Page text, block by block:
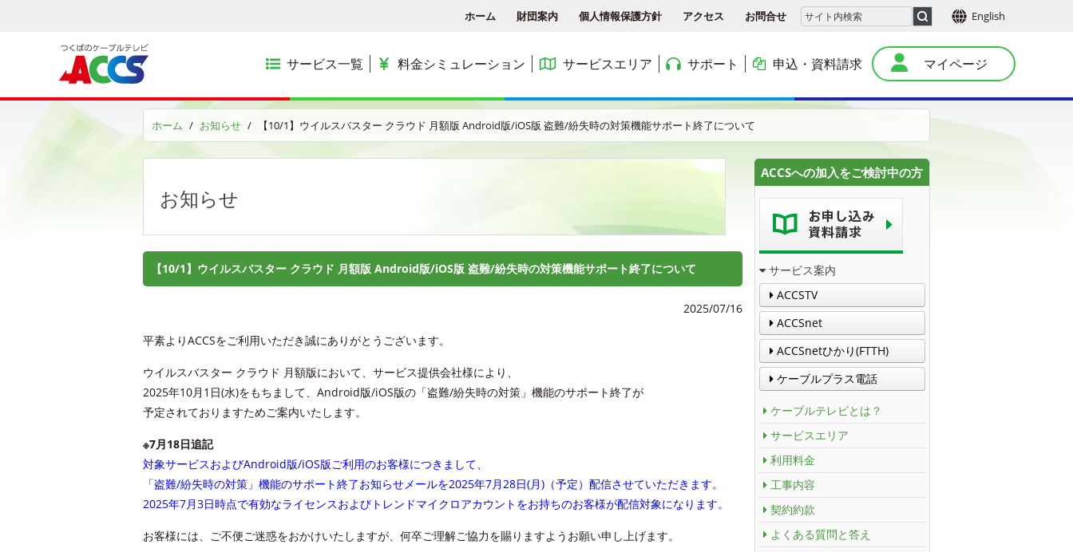
ホーム 財団案内 個人情報保護方針 アクセス お問合せ English
サービス一覧
ACCSTV
コミュニティチャンネル
ACCS光 with NTT東日本
料金シミュレーション
料金シミュレーション
サービスエリア
サービスエリア
公団・県営住宅
サポート
各種手続き
申込・資料請求 マイページ
ホーム お知らせ 【10/1】ウイルスバスター クラウド 月額版 Android版/iOS版 盗難/紛失時の対策機能サポート終了について
お知らせ
【10/1】ウイルスバスター クラウド 月額版 Android版/iOS版 盗難/紛失時の対策機能サポート終了について
2025/07/16
平素よりACCSをご利用いただき誠にありがとうございます。
ウイルスバスター クラウド 月額版において、サービス提供会社様により、
2025年10月1日(水)をもちまして、Android版/iOS版の「盗難/紛失時の対策」機能のサポート終了が
予定されておりますためご案内いたします。
※7月18日追記
対象サービスおよびAndroid版/iOS版ご利用のお客様につきまして、
「盗難/紛失時の対策」機能のサポート終了お知らせメールを2025年7月28日(月)（予定）配信させていただきます。
2025年7月3日時点で有効なライセンスおよびトレンドマイクロアカウントをお持ちのお客様が配信対象になります。
お客様には、ご不便ご迷惑をおかけいたしますが、何卒ご理解ご協力を賜りますようお願い申し上げます。
ACCSへの加入をご検討中の方
サービス案内
ACCSTV
ACCSnet
ACCSnetひかり(FTTH)
ケーブルプラス電話
ケーブルテレビとは？
サービスエリア
利用料金
工事内容
契約約款
よくある質問と答え